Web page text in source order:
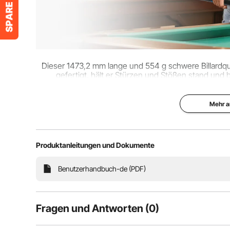
Dieser 1473,2 mm lange und 554 g schwere
gefertigt, hält er Stürzen und Stößen stand und
Mehr
Produktanleitungen und Dokumente
Benutzerhandbuch-de (PDF)
Fragen und Antworten (0)